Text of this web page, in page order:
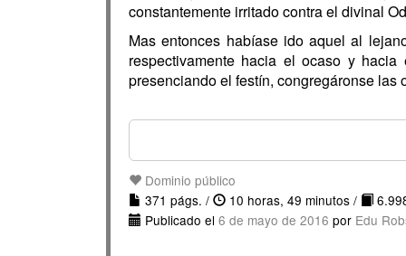
constantemente irritado contra el divinal
Mas entonces habíase ido aquel al
respectivamente hacia el ocaso y
presenciando el festín, congregáronse
Dominio público
371 págs. /
10 horas, 49 minutos /
Publicado el 6 de mayo de 2016 por Edu